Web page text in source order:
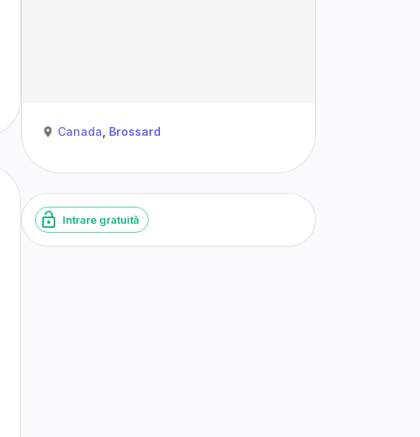
Canada Brossard
Intrare gratuită